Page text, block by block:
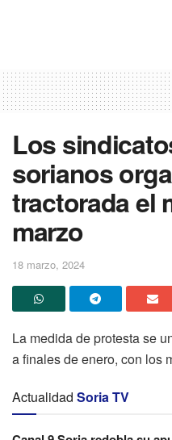
Los
sorianos
tractorada el
marzo
18 marzo, 2024
La medida de protesta se
a finales de enero, con los
Actualidad Soria TV